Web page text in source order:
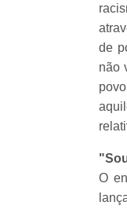
de
não
O